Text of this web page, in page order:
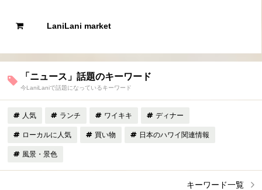
LaniLani market
「ニュース」話題のキーワード
今LaniLaniで話題になっているキーワード
人気 ランチ ワイキキ ディナー
ローカルに人気 買い物 日本のハワイ関連情報
風景・景色
キーワード一覧